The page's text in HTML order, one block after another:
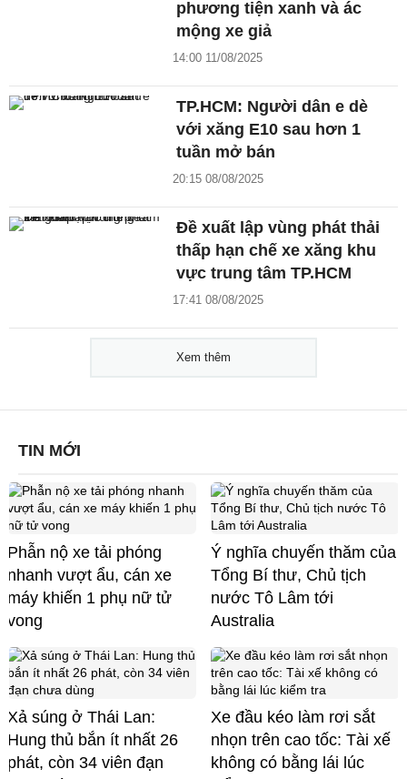
phương tiện xanh và ác
mộng xe giả
14:00 11/08/2025
TP.HCM: Người dân e dè
với xăng E10 sau hơn 1
tuần mở bán
20:15 08/08/2025
Đề xuất lập vùng phát thải
thấp hạn chế xe xăng khu
vực trung tâm TP.HCM
17:41 08/08/2025
Xem thêm
TIN MỚI
Phẫn nộ xe tải phóng
nhanh vượt ẩu, cán xe
máy khiến 1 phụ nữ tử
vong
Ý nghĩa chuyến thăm của
Tổng Bí thư, Chủ tịch
nước Tô Lâm tới
Australia
Xả súng ở Thái Lan:
Hung thủ bắn ít nhất 26
phát, còn 34 viên đạn
Xe đầu kéo làm rơi sắt
nhọn trên cao tốc: Tài xế
không có bằng lái lúc